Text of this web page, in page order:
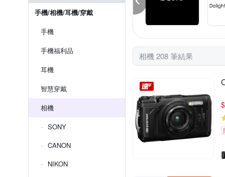
手機/相機/耳機/穿戴
手機
手機福利品
耳機
智慧穿戴
相機
SONY
CANON
NIKON
相機 208 筆結果
$